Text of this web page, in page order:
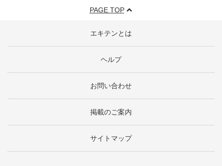
PAGE TOP
エキテンとは
ヘルプ
お問い合わせ
掲載のご案内
サイトマップ